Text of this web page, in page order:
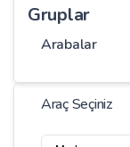
Gruplar
Arabalar
Araç Seçiniz